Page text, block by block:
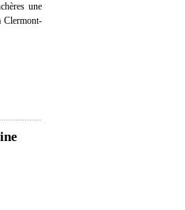
une
Clermont-